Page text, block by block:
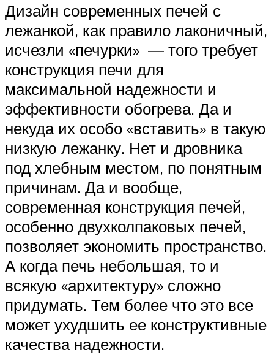
Дизайн современных печей с
лежанкой, как правило лаконичный,
исчезли «печурки» — того требует
конструкция печи для
максимальной надежности и
эффективности обогрева. Да и
некуда их особо «вставить» в такую
низкую лежанку. Нет и дровника
под хлебным местом, по понятным
причинам. Да и вообще,
современная конструкция печей,
особенно двухколпаковых печей,
позволяет экономить пространство.
А когда печь небольшая, то и
всякую «архитектуру» сложно
придумать. Тем более что это все
может ухудшить ее конструктивные
качества надежности.